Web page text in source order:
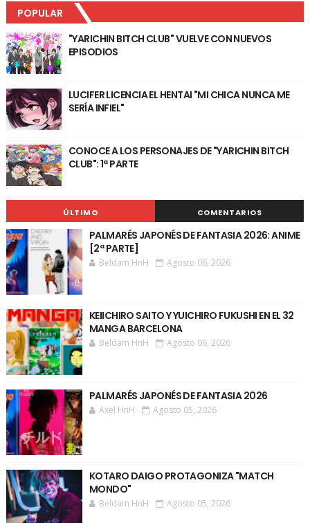
POPULAR
"YARICHIN BITCH CLUB" VUELVE CON NUEVOS
EPISODIOS
LUCIFER LICENCIA EL HENTAI "MI CHICA NUNCA ME
SERÍA INFIEL"
CONOCE A LOS PERSONAJES DE "YARICHIN BITCH
CLUB": 1ª PARTE
ÚLTIMO COMENTARIOS
PALMARÉS JAPONÉS DE FANTASIA 2026: ANIME
[2ª PARTE]
Beldam HnH Agosto 06, 2026
KEIICHIRO SAITO Y YUICHIRO FUKUSHI EN EL 32
MANGA BARCELONA
Beldam HnH Agosto 06, 2026
PALMARÉS JAPONÉS DE FANTASIA 2026
Axel HnH Agosto 05, 2026
KOTARO DAIGO PROTAGONIZA "MATCH
MONDO"
Beldam HnH Agosto 05, 2026